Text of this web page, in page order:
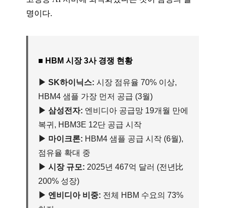
명이다.
■ HBM 시장 3사 경쟁 현황
▶ SK하이닉스: 시장 점유율 70% 이상,
HBM4 샘플 가장 먼저 공급 (3월)
▶ 삼성전자: 엔비디아 공급망 19개월 만에
복귀, HBM3E 12단 공급 시작
▶ 마이크론: HBM4 샘플 공급 시작 (6월),
점유율 확대 중
▶ 시장 규모: 2025년 467억 달러 (전년比
200% 성장)
▶ 엔비디아 비중: 전체 HBM 수요의 73%